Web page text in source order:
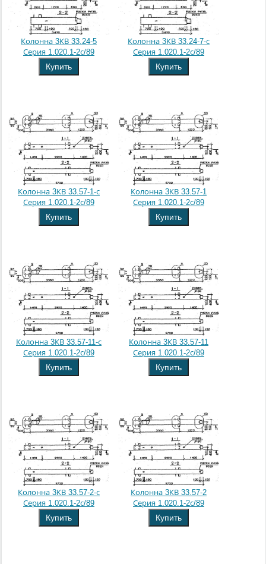
Колонна 3КВ 33.24-5
Серия 1.020.1-2с/89
Купить
Колонна 3КВ 33.24-7-с
Серия 1.020.1-2с/89
Купить
Колонна 3КВ 33.57-1-с
Серия 1.020.1-2с/89
Купить
Колонна 3КВ 33.57-1
Серия 1.020.1-2с/89
Купить
Колонна 3КВ 33.57-11-с
Серия 1.020.1-2с/89
Купить
Колонна 3КВ 33.57-11
Серия 1.020.1-2с/89
Купить
Колонна 3КВ 33.57-2-с
Серия 1.020.1-2с/89
Купить
Колонна 3КВ 33.57-2
Серия 1.020.1-2с/89
Купить